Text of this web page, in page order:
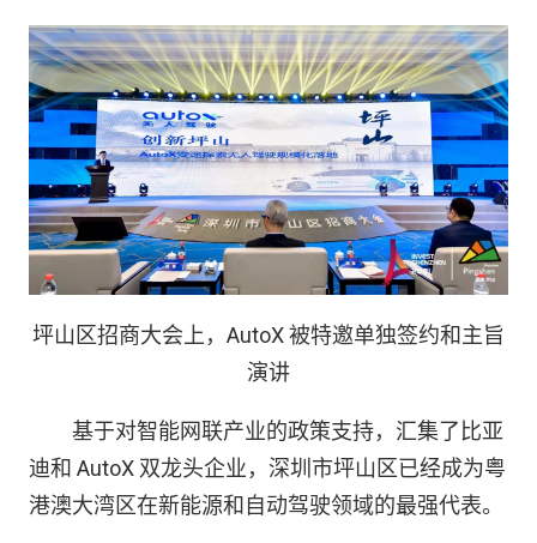
坪山区招商大会上，AutoX 被特邀单独签约和主旨
演讲
基于对智能网联产业的政策支持，汇集了比亚
迪和 AutoX 双龙头企业，深圳市坪山区已经成为粤
港澳大湾区在新能源和自动驾驶领域的最强代表。